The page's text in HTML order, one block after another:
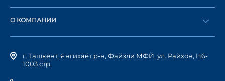
Стать дилером
Вход в ЛК
О КОМПАНИИ
История компании
г. Ташкент, Янгихаёт р-н, Файзли МФЙ, ул. Райхон, Н6-
1003 стр.